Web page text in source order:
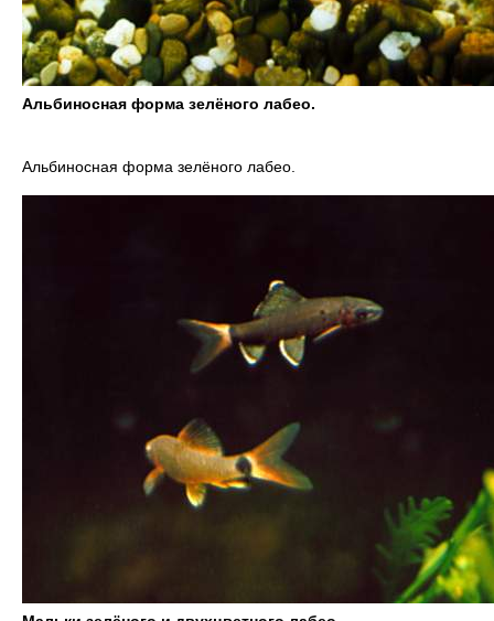
Альбиносная форма зелёного лабео.
Альбиносная форма зелёного лабео.